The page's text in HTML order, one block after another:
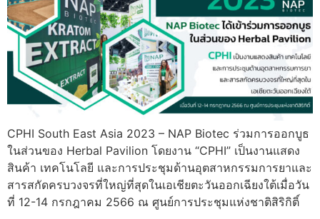
CPHI South East Asia 2023 – NAP Biotec ร่วมการออกบูธ
ในส่วนของ Herbal Pavilion โดยงาน “CPHI” เป็นงานแสดง
สินค้า เทคโนโลยี และการประชุมด้านอุตสาหกรรมการยาและ
สารสกัดครบวงจรที่ใหญ่ที่สุดในเอเชียตะวันออกเฉียงใต้เมื่อวัน
ที่ 12-14 กรกฎาคม 2566 ณ ศูนย์การประชุมแห่งชาติสิริกิติ์